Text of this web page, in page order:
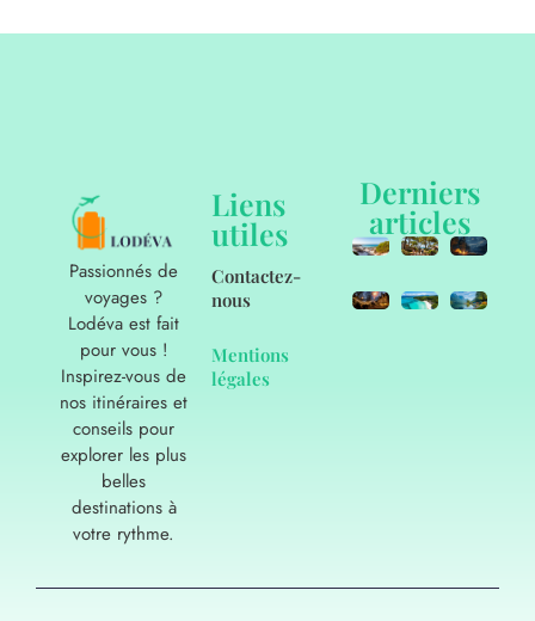
Passionnés de
voyages ?
Lodéva est fait
pour vous !
Inspirez-vous de
nos itinéraires et
conseils pour
explorer les plus
belles
destinations à
votre rythme.
Liens
utiles
Contactez-
nous
Mentions
légales
Derniers
articles